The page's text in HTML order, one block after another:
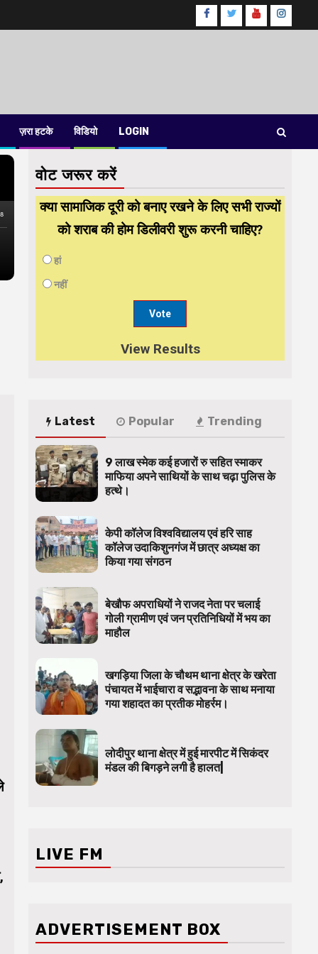
Facebook
TwitterYoutube
ज़रा हटके विडियो LOGIN
वोट जरूर करें
क्या सामाजिक दूरी को बनाए रखने के लिए सभी राज्यों
को शराब की होम डिलीवरी शुरू करनी चाहिए?
हां
नहीं
View Results
Latest Popular Trending
9 लाख स्मेक कई हजारों रु सहित स्माकर
माफिया अपने साथियों के साथ चढ़ा पुलिस के
हत्थे।
केपी कॉलेज विश्वविद्यालय एवं हरि साह
कॉलेज उदाकिशुनगंज में छात्र अध्यक्ष का
किया गया संगठन
बेखौफ अपराधियों ने राजद नेता पर चलाई
गोली ग्रामीण एवं जन प्रतिनिधियों में भय का
माहौल
खगड़िया जिला के चौथम थाना क्षेत्र के खरेता
पंचायत में भाईचारा व सद्भावना के साथ मनाया
गया शहादत का प्रतीक मोहर्रम।
लोदीपुर थाना क्षेत्र में हुई मारपीट में सिकंदर
मंडल की बिगड़ने लगी है हालत|
LIVE FM
ADVERTISEMENT BOX